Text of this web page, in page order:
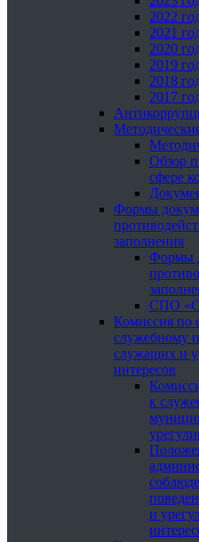
2022
2021
2020
2019
2018
2017
Обзор
сфере
Формы
заполнения
Формы
СПО
Комиссия по
служебному
служащих и
интересов
к
и